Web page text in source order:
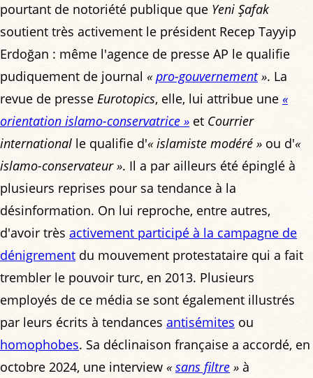
pourtant de notoriété publique que Yeni Şafak
soutient très activement le président Recep Tayyip
Erdoğan : même l'agence de presse AP le qualifie
pudiquement de journal « pro-gouvernement». La
revue de presse Eurotopics, elle, lui attribue une «
orientation islamo-conservatrice » et Courrier
international le qualifie d'« islamiste modéré » ou d'«
islamo-conservateur ». Il a par ailleurs été épinglé à
plusieurs reprises pour sa tendance à la
désinformation. On lui reproche, entre autres,
d'avoir très activement participé à la campagne de
dénigrement du mouvement protestataire qui a fait
trembler le pouvoir turc, en 2013. Plusieurs
employés de ce média se sont également illustrés
par leurs écrits à tendances antisémites ou
homophobes. Sa déclinaison française a accordé, en
octobre 2024, une interview « sans filtre » à